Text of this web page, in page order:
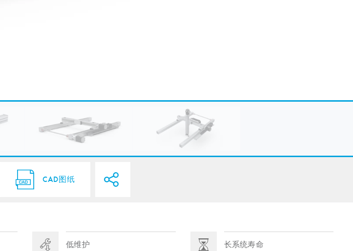
CAD图纸
低维护 长系统寿命